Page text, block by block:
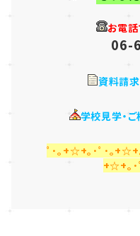
お電
06-
資料請
学校見学・
ﾟ･｡+☆+｡･ﾟ･｡
+☆+｡･